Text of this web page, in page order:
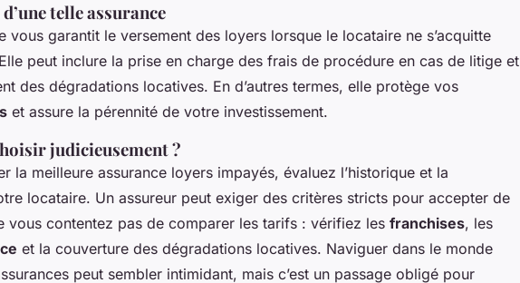
telle assurance
vous garantit le versement des loyers lorsque le locataire ne s’acquitte
peut inclure la prise en charge des frais de procédure en cas de litige et
des dégradations locatives. En d’autres termes, elle protège vos
et assure la pérennité de votre investissement.
judicieusement ?
la meilleure assurance loyers impayés, évaluez l’historique et la
locataire. Un assureur peut exiger des critères stricts pour accepter de
vous contentez pas de comparer les tarifs : vérifiez les franchises, les
et la couverture des dégradations locatives. Naviguer dans le monde
peut sembler intimidant, mais c’est un passage obligé pour